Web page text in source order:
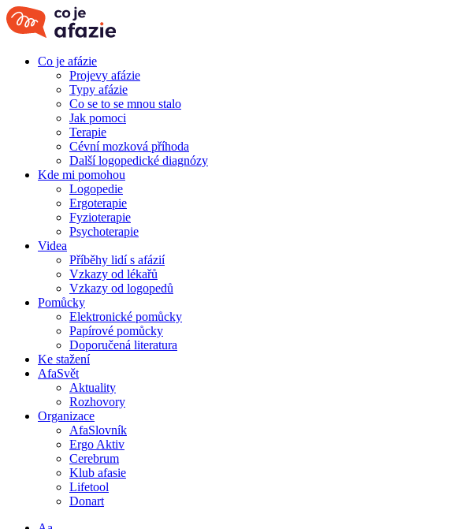
Co je afázie
Projevy afázie
Typy afázie
Co se to se mnou stalo
Jak pomoci
Terapie
Cévní mozková příhoda
Další logopedické diagnózy
Kde mi pomohou
Logopedie
Ergoterapie
Fyzioterapie
Psychoterapie
Videa
Příběhy lidí s afázií
Vzkazy od lékařů
Vzkazy od logopedů
Pomůcky
Elektronické pomůcky
Papírové pomůcky
Doporučená literatura
Ke stažení
AfaSvět
Aktuality
Rozhovory
Organizace
AfaSlovník
Ergo Aktiv
Cerebrum
Klub afasie
Lifetool
Donart